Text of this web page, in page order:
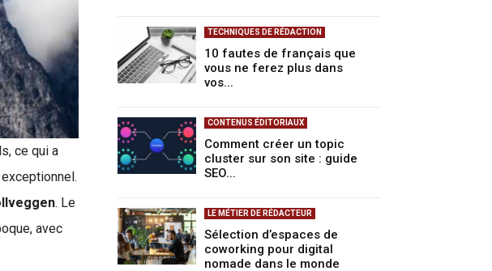
ce qui a
. Le
avec
TECHNIQUES DE RÉDACTION
10 fautes de français que
vous ne ferez plus dans
vos...
CONTENUS ÉDITORIAUX
Comment créer un topic
cluster sur son site : guide
SEO...
LE MÉTIER DE RÉDACTEUR
Sélection d’espaces de
coworking pour digital
nomade dans le monde